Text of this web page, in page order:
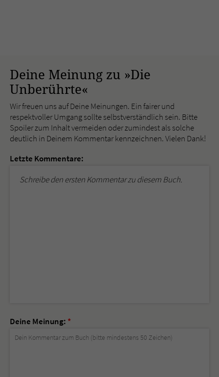
Deine Meinung zu »Die
Unberührte«
Wir freuen uns auf Deine Meinungen. Ein fairer und
respektvoller Umgang sollte selbstverständlich sein. Bitte
Spoiler zum Inhalt vermeiden oder zumindest als solche
deutlich in Deinem Kommentar kennzeichnen. Vielen Dank!
Letzte Kommentare:
Schreibe den ersten Kommentar zu diesem Buch.
Deine Meinung: *